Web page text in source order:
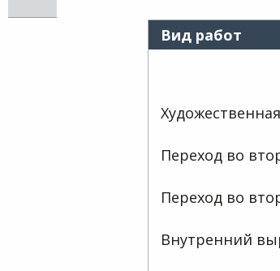
Вид работ
Переход во
Переход во
Внутренний
ПОКРАСКА СТЕН